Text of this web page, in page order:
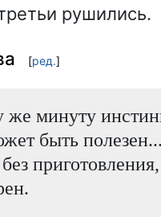
рушились.
[ред.]
же минуту
быть